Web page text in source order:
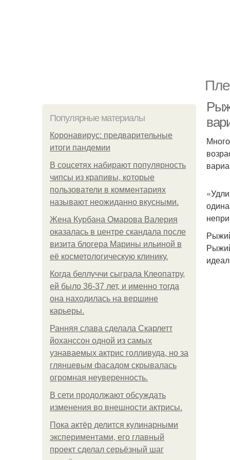
Популярные материалы
Коронавирус: предварительные
итоги пандемии
В соцсетях набирают популярность
чипсы из крапивы, которые
пользователи в комментариях
называют неожиданно вкусными.
Жена Курбана Омарова Валерия
оказалась в центре скандала после
визита блогера Марины ильиной в
её косметологическую клинику.
Когда беллуччи сыграла Клеопатру,
ей было 36-37 лет, и именно тогда
она находилась на вершине
карьеры.
Ранняя слава сделала Скарлетт
йоханссон одной из самых
узнаваемых актрис голливуда, но за
глянцевым фасадом скрывалась
огромная неуверенность.
В сети продолжают обсуждать
изменения во внешности актрисы.
Пока актёр делится кулинарными
экспериментами, его главный
проект сделал серьёзный шаг